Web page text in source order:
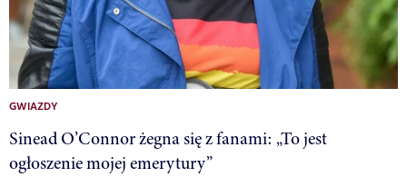
GWIAZDY
Sinead O’Connor żegna się z fanami: „To jest
ogłoszenie mojej emerytury”